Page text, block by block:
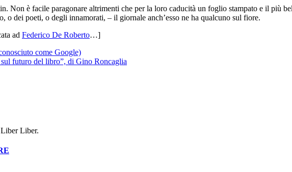
Non è facile paragonare altrimenti che per la loro caducità un foglio stampato e il più
o dei poeti, o degli innamorati, – il giornale anch’esso ne ha qualcuno sul fiore.
ad Federico De Roberto…]
come Google)
futuro del libro”, di Gino Roncaglia
Liber.